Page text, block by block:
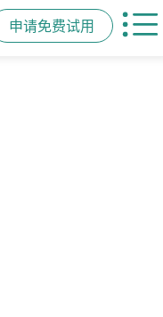
申请免费试用